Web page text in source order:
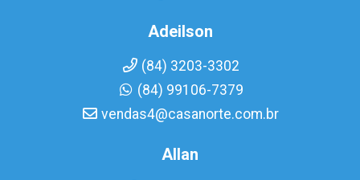
Adeilson
(84) 3203-3302
(84) 99106-7379
vendas4@casanorte.com.br
Allan